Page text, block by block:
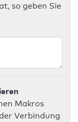
so geben Sie
Makros
Verbindung